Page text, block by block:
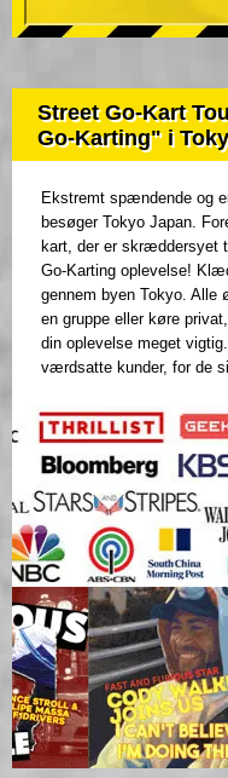
Street Go-Kart
Go-Karting" i
Ekstremt spændende og
besøger Tokyo Japan.
kart, der er skræddersyet
Go-Karting oplevelse!
gennem byen Tokyo.
en gruppe eller køre
din oplevelse meget
værdsatte kunder, for de